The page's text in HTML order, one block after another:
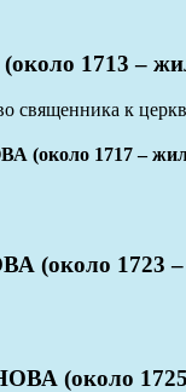
1713 –
священника к
1717 –
1723 –
(около 1725